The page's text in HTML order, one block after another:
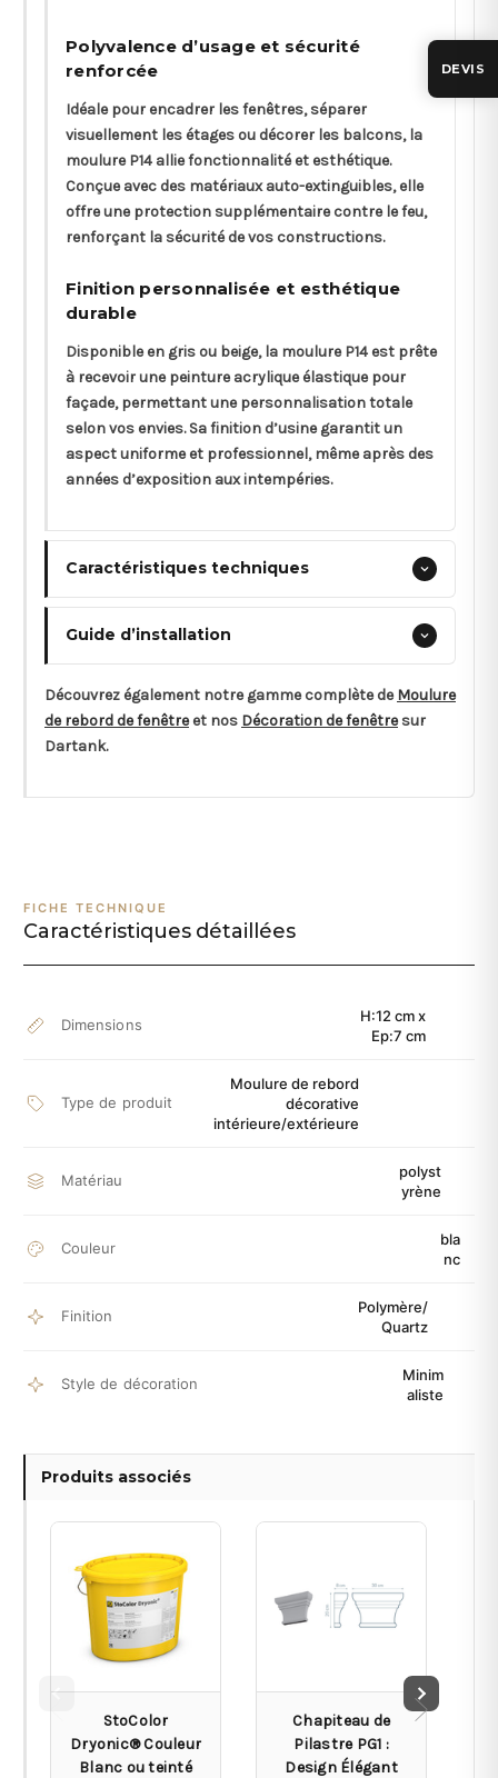
Polyvalence d’usage et sécurité
renforcée
Idéale pour encadrer les fenêtres, séparer
visuellement les étages ou décorer les balcons, la
moulure P14 allie fonctionnalité et esthétique.
Conçue avec des matériaux auto-extinguibles, elle
offre une protection supplémentaire contre le feu,
renforçant la sécurité de vos constructions.
Finition personnalisée et esthétique
durable
Disponible en gris ou beige, la moulure P14 est prête
à recevoir une peinture acrylique élastique pour
façade, permettant une personnalisation totale
selon vos envies. Sa finition d’usine garantit un
aspect uniforme et professionnel, même après des
années d’exposition aux intempéries.
Caractéristiques techniques
Guide d’installation
Découvrez également notre gamme complète deMoulure
de rebord de fenêtreet nos Décoration de fenêtresur
Dartank.
FICHE TECHNIQUE
Caractéristiques détaillées
Dimensions
H:12 cm x
Ep:7 cm
Type de produit
Moulure de rebord
décorative
intérieure/extérieure
Matériau
polyst
yrène
Couleur
bla
nc
Finition
Polymère/
Quartz
Style de décoration
Minim
aliste
Produits associés
StoColor
Dryonic® Couleur
Blanc ou teinté
Chapiteau de
Pilastre PG1 :
Design Élégant
DEVIS